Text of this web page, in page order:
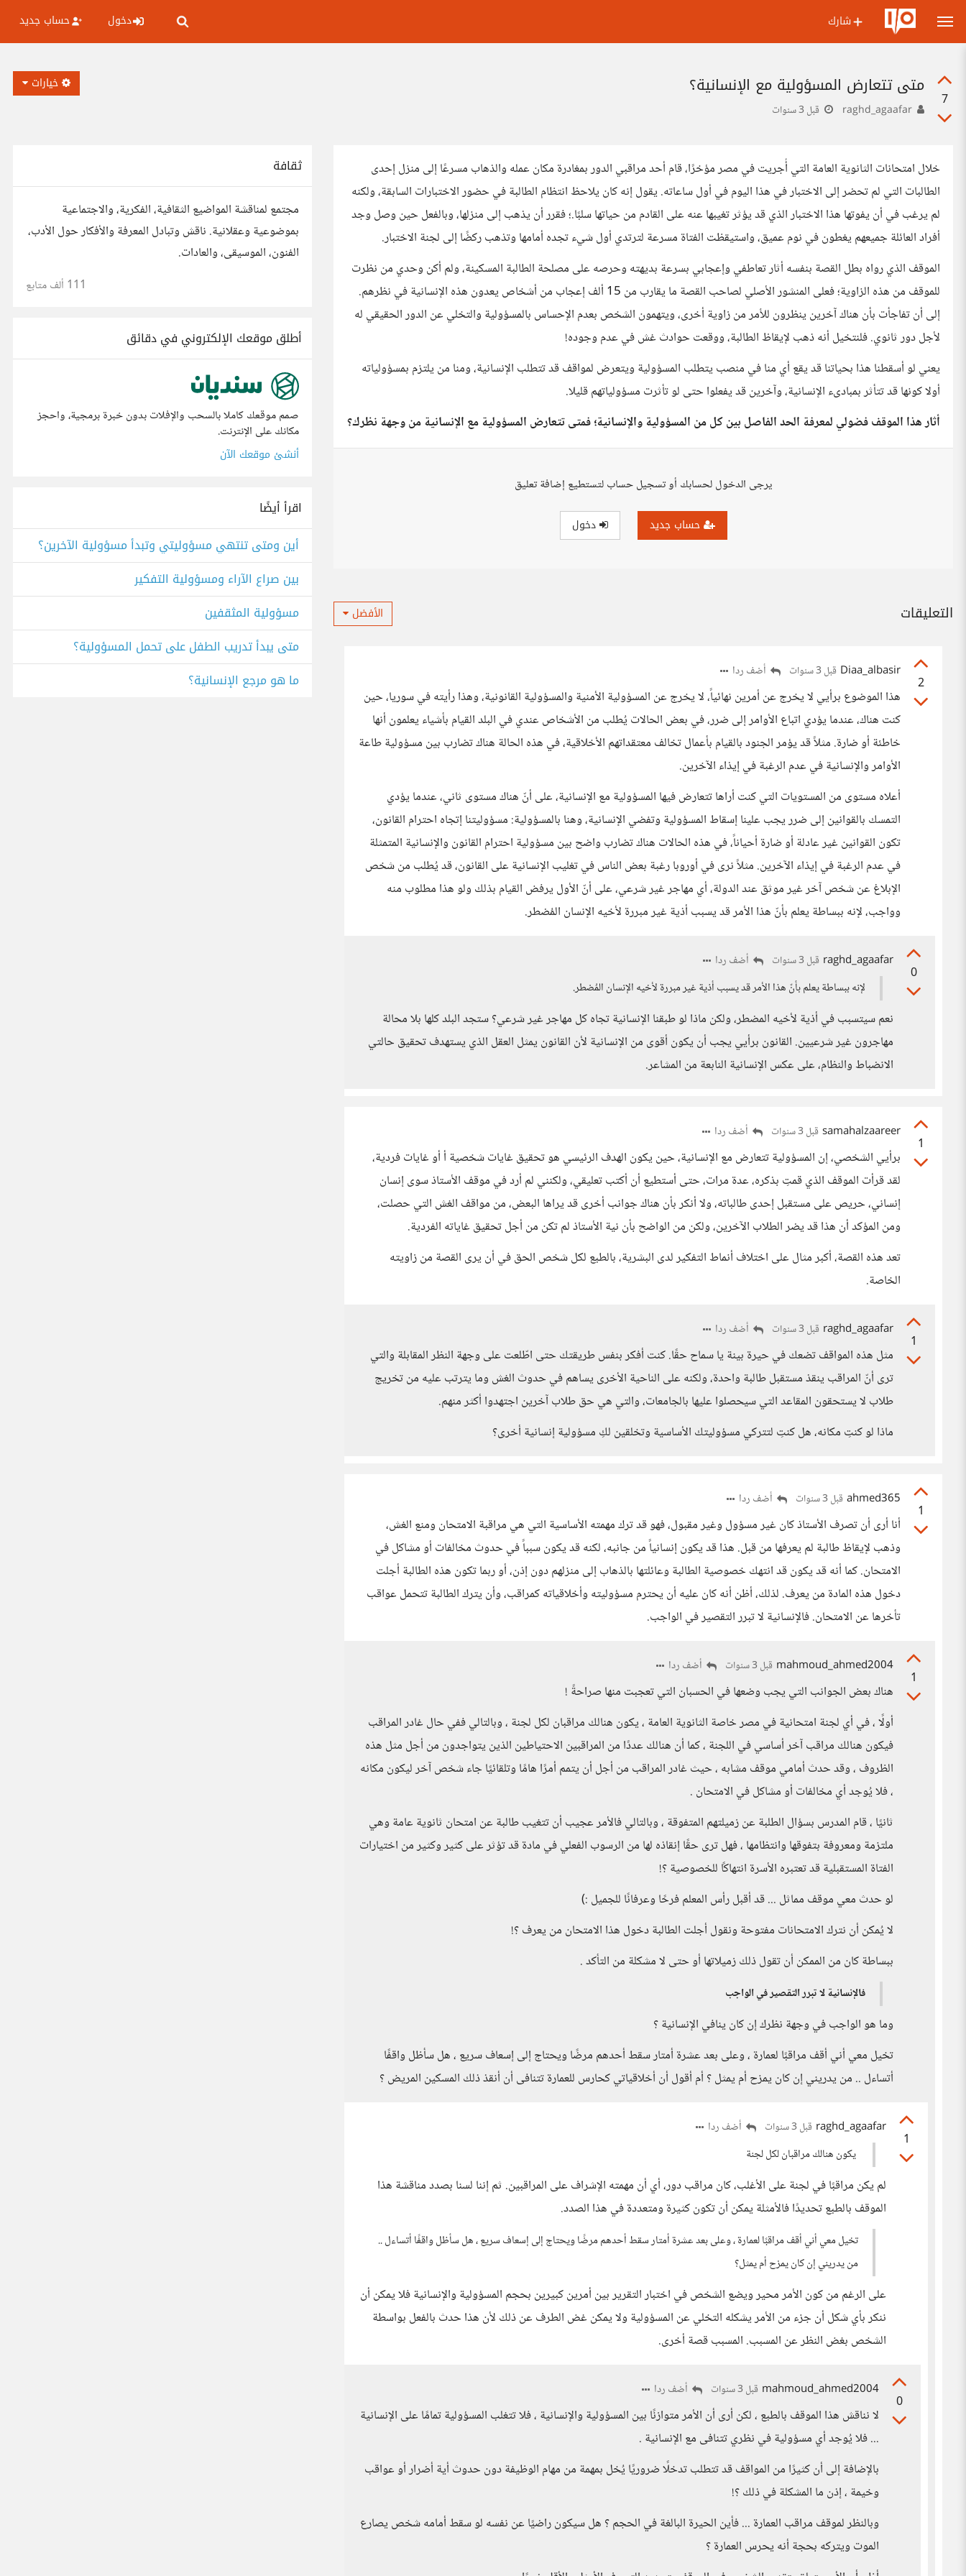
شارك دخول حساب جديد
7
متى تتعارض المسؤولية مع الإنسانية؟
قبل 3 سنوات
خيارات
خلال امتحانات الثانوية العامة التي أُجريت في مصر مؤخرًا، قام أحد مراقبي الدور بمغادرة مكان عمله والذهاب مسرعًا إلى منزل إحدى
الطالبات التي لم تحضر إلى الاختبار في هذا اليوم في أول ساعاته. يقول إنه كان يلاحظ انتظام الطالبة في حضور الاختبارات السابقة، ولكنه
لم يرغب في أن يفوتها هذا الاختبار الذي قد يؤثر تغيبها عنه على القادم من حياتها سلبًا.؛ فقرر أن يذهب إلى منزلها، وبالفعل حين وصل وجد
أفراد العائلة جميعهم يغطون في نوم عميق، واستيقظت الفتاة مسرعة لترتدي أول شيء تجده أمامها وتذهب ركضًا إلى لجنة الاختبار.
الموقف الذي رواه بطل القصة بنفسه أثار تعاطفي وإعجابي بسرعة بديهته وحرصه على مصلحة الطالبة المسكينة، ولم أكن وحدي من نظرت
للموقف من هذه الزاوية؛ فعلى المنشور الأصلي لصاحب القصة ما يقارب من 15 ألف إعجاب من أشخاص يعدون هذه الإنسانية في نظرهم.
إلى أن تفاجأت بأن هناك آخرين ينظرون للأمر من زاوية أخرى، ويتهمون الشخص بعدم الإحساس بالمسؤولية والتخلي عن الدور الحقيقي له
لأجل دور ثانوي. فلنتخيل أنه ذهب لإيقاظ الطالبة، ووقعت حوادث غش في عدم وجوده!
يعني لو أسقطنا هذا بحياتنا قد يقع أي منا في منصب يتطلب المسؤولية ويتعرض لمواقف قد تتطلب الإنسانية، ومنا من يلتزم بمسؤولياته
أولا كونها قد تتأثر بمبادىء الإنسانية، وآخرين قد يفعلوا حتى لو تأثرت مسؤولياتهم قليلا.
أثار هذا الموقف فضولي لمعرفة الحد الفاصل بين كل من المسؤولية والإنسانية؛ فمتى تتعارض المسؤولية مع الإنسانية من وجهة نظرك؟
يرجى الدخول لحسابك أو تسجيل حساب لتستطيع إضافة تعليق
حساب جديد دخول
التعليقات الأفضل
2
Diaa_albasir قبل 3 سنوات أضف ردا
هذا الموضوع برأيي لا يخرج عن أمرين نهائياً، لا يخرج عن المسؤولية الأمنية والمسؤولية القانونية، وهذا رأيته في سوريا، حين
كنت هناك، عندما يؤدي اتباع الأوامر إلى ضرر، في بعض الحالات يُطلب من الأشخاص عندي في البلد القيام بأشياء يعلمون أنها
خاطئة أو ضارة. مثلاً قد يؤمر الجنود بالقيام بأعمال تخالف معتقداتهم الأخلاقية، في هذه الحالة هناك تضارب بين مسؤولية طاعة
الأوامر والإنسانية في عدم الرغبة في إيذاء الآخرين.
أعلاه مستوى من المستويات التي كنت أراها تتعارض فيها المسؤولية مع الإنسانية، على أنّ هناك مستوى ثاني، عندما يؤدي
التمسك بالقوانين إلى ضرر يجب علينا إسقاط المسؤولية وتفضي الإنسانية، وهنا بالمسؤولية: مسؤوليتنا إتجاه احترام القانون،
تكون القوانين غير عادلة أو ضارة أحياناً، في هذه الحالات هناك تضارب واضح بين مسؤولية احترام القانون والإنسانية المتمثلة
في عدم الرغبة في إيذاء الآخرين. مثلاً نرى في أوروبا رغبة بعض الناس في تغليب الإنسانية على القانون، قد يُطلب من شخص
الإبلاغ عن شخص آخر غير موثق عند الدولة، أي مهاجر غير شرعي، على أنّ الأول يرفض القيام بذلك ولو هذا مطلوب منه
وواجب، لإنه ببساطة يعلم بأنّ هذا الأمر قد يسبب أذية غير مبررة لأخيه الإنسان المُضطر.
0
raghd_agaafar قبل 3 سنوات
أضف ردا
لإنه ببساطة يعلم بأنّ هذا الأمر قد يسبب أذية غير مبررة لأخيه الإنسان المُضطر.
نعم سيتسبب في أذية لأخيه المضطر، ولكن ماذا لو طبقنا الإنسانية تجاه كل مهاجر غير شرعي؟ ستجد البلد كلها بلا محالة
مهاجرون غير شرعيين. القانون برأيي يجب أن يكون أقوى من الإنسانية لأن القانون يمثل العقل الذي يستهدف تحقيق حالتي
الانضباط والنظام، على عكس الإنسانية النابعة من المشاعر.
1
samahalzaareer قبل 3 سنوات أضف ردا
برأيي الشخصي، إن المسؤولية تتعارض مع الإنسانية، حين يكون الهدف الرئيسي هو تحقيق غايات شخصية أ أو غايات فردية،
لقد قرأت الموقف الذي قمتِ بذكره، عدة مرات، حتى أستطيع أن أكتب تعليقي، ولكنني لم أرد في موقف الأستاذ سوى إنسان
إنساني، حريص على مستقبل إحدى طالباته، ولا أنكر بأن هناك جوانب أخرى قد يراها البعض، من مواقف الغش التي حصلت،
ومن المؤكد أن هذا قد يضر الطلاب الآخرين، ولكن من الواضح بأن نية الأستاذ لم تكن من أجل تحقيق غاياته الفردية.
تعد هذه القصة، أكبر مثال على اختلاف أنماط التفكير لدى البشرية، بالطبع لكل شخص الحق في أن يرى القصة من زاويته
الخاصة.
1
raghd_agaafar قبل 3 سنوات أضف ردا
مثل هذه المواقف تضعك في حيرة بينة يا سماح حقًا. كنت أفكر بنفس طريقتك حتى اطّلعت على وجهة النظر المقابلة والتي
ترى أنّ المراقب ينقذ مستقبل طالبة واحدة، ولكنه على الناحية الأخرى يساهم في حدوث الغش وما يترتب عليه من تخريج
طلاب لا يستحقون المقاعد التي سيحصلوا عليها بالجامعات، والتي هي حق طلاب آخرين اجتهدوا أكثر منهم.
ماذا لو كنتِ مكانه، هل كنتِ لتتركي مسؤوليتك الأساسية وتخلقين لكِ مسؤولية إنسانية أخرى؟
1
ahmed365 قبل 3 سنوات أضف ردا
أنا أرى أن تصرف الأستاذ كان غير مسؤول وغير مقبول، فهو قد ترك مهمته الأساسية التي هي مراقبة الامتحان ومنع الغش،
وذهب لإيقاظ طالبة لم يعرفها من قبل. هذا قد يكون إنسانياً من جانبه، لكنه قد يكون سبباً في حدوث مخالفات أو مشاكل في
الامتحان. كما أنه قد يكون قد انتهك خصوصية الطالبة وعائلتها بالذهاب إلى منزلهم دون إذن، أو ربما تكون هذه الطالبة أجلت
دخول هذه المادة من يعرف. لذلك، أظن أنه كان عليه أن يحترم مسؤوليته وأخلاقياته كمراقب، وأن يترك الطالبة تتحمل عواقب
تأخرها عن الامتحان. فالإنسانية لا تبرر التقصير في الواجب.
1
mahmoud_ahmed2004 قبل 3 سنوات أضف ردا
هناك بعض الجوانب التي يجب وضعها في الحسبان التي تعجبت منها صراحةً !
أولًا ، في أي لجنة امتحانية في مصر خاصة الثانوية العامة ، يكون هنالك مراقبان لكل لجنة ، وبالتالي ففي حال غادر المراقب
فيكون هنالك مراقب آخر أساسي في اللجنة ، كما أن هنالك عددًا من المراقبين الاحتياطين الذين يتواجدون من أجل مثل هذه
الظروف ، وقد حدث أمامي موقف مشابه ، حيث غادر المراقب من أجل أن يتمم أمرًا هامًا وتلقائيًا جاء شخص آخر ليكون مكانه
، فلا يُوجد أي مخالفات أو مشاكل في الامتحان .
ثانيًا ، قام المدرس بسؤال الطلبة عن زميلتهم المتفوقة ، وبالتالي فالأمر عجيب أن تتغيب طالبة عن امتحان ثانوية عامة وهي
ملتزمة ومعروفة بتفوقها وانتظامها ، فهل ترى حقًا إنقاذه لها من الرسوب الفعلي في مادة قد تؤثر على كثير وكثير من اختيارات
الفتاة المستقبلية قد تعتبره الأسرة انتهاكًا للخصوصية ؟!
لو حدث معي موقف مماثل ... قد أقبل رأس المعلم فرحًا وعرفانًا للجميل :)
لا يُمكن أن نترك الامتحانات مفتوحة ونقول أجلت الطالبة دخول هذا الامتحان من يعرف ؟!
ببساطة كان من الممكن أن تقول ذلك زميلاتها أو حتى لا مشكلة من التأكد .
فالإنسانية لا تبرر التقصير في الواجب
وما هو الواجب في وجهة نظرك إن كان ينافي الإنسانية ؟
تخيل معي أني أقف مراقبًا لعمارة ، وعلى بعد عشرة أمتار سقط أحدهم مرضًا ويحتاج إلى إسعاف سريع ، هل سأظل واقفًا
أتساءل .. من يدريني إن كان يمزح أم يمثل ؟ أم أقول أن أخلاقياتي كحارس للعمارة تتنافى أن أنقذ ذلك المسكين المريض ؟
1
raghd_agaafar قبل 3 سنوات
أضف ردا
يكون هنالك مراقبان لكل لجنة
لم يكن مراقبًا في لجنة على الأغلب، كان مراقب دور، أي أن مهمته الإشراف على المراقبين. ثم إننا لسنا بصدد مناقشة هذا
الموقف بالطبع تحديدًا فالأمثلة يمكن أن تكون كثيرة ومتعددة في هذا الصدد.
تخيل معي أني أقف مراقبًا لعمارة ، وعلى بعد عشرة أمتار سقط أحدهم مرضًا ويحتاج إلى إسعاف سريع ، هل سأظل واقفًا أتساءل ..
من يدريني إن كان يمزح أم يمثل؟
على الرغم من كون الأمر محير ويضع الشخص في اختبار التقرير بين أمرين كبيرين بحجم المسؤولية والإنسانية فلا يمكن أن
ننكر بأي شكل أن جزء من الأمر يشكله التخلي عن المسؤولية ولا يمكن غض الطرف عن ذلك لأن هذا حدث بالفعل بواسطة
الشخص بغض النظر عن المسبب. المسبب قصة أخرى.
0
mahmoud_ahmed2004 قبل 3 سنوات أضف ردا
لا نناقش هذا الموقف بالطبع ، لكن أرى أن الأمر متوازنًا بين المسؤولية والإنسانية ، فلا تتغلب المسؤولية تمامًا على الإنسانية
... فلا يُوجد أي مسؤولية في نظري تتنافى مع الإنسانية .
بالإضافة إلى أن كثيرًا من المواقف قد تتطلب تدخلًا ضروريًا يُخل بمهمة من مهام الوظيفة دون حدوث أية أضرار أو عواقب
وخيمة ، إذن ما المشكلة في ذلك ؟!
وبالنظر لموقف مراقب العمارة ... فأين الحيرة البالغة في الحجم ؟ هل سيكون راضيًا عن نفسه لو سقط أمامه شخص يصارع
الموت ويتركه بحجة أنه يحرس العمارة ؟
ثقافة
مجتمع لمناقشة المواضيع الثقافية، الفكرية، والاجتماعية
بموضوعية وعقلانية. ناقش وتبادل المعرفة والأفكار حول الأدب،
الفنون، الموسيقى، والعادات.
111 ألف متابع
أطلق موقعك الإلكتروني في دقائق
صمم موقعك كاملا بالسحب والإفلات بدون خبرة برمجية، واحجز
مكانك على الإنترنت.
أنشئ موقعك الآن
اقرأ أيضًا
أين ومتى تنتهي مسؤوليتي وتبدأ مسؤولية الآخرين؟
بين صراع الآراء ومسؤولية التفكير
مسؤولية المثقفين
متى يبدأ تدريب الطفل على تحمل المسؤولية؟
ما هو مرجع الإنسانية؟